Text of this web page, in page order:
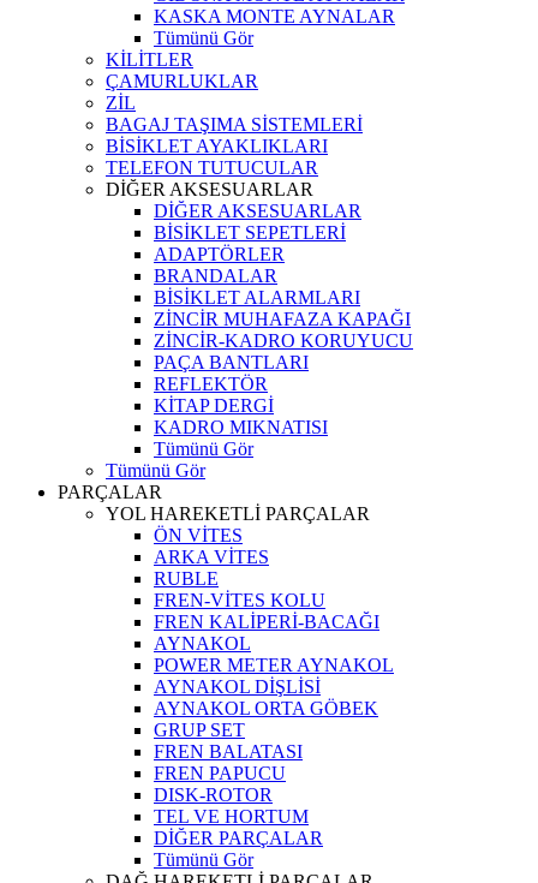
KASKA MONTE AYNALAR
Tümünü Gör
KİLİTLER
ÇAMURLUKLAR
ZİL
BAGAJ TAŞIMA SİSTEMLERİ
BİSİKLET AYAKLIKLARI
TELEFON TUTUCULAR
DİĞER AKSESUARLAR
DİĞER AKSESUARLAR
BİSİKLET SEPETLERİ
ADAPTÖRLER
BRANDALAR
BİSİKLET ALARMLARI
ZİNCİR MUHAFAZA KAPAĞI
ZİNCİR-KADRO KORUYUCU
PAÇA BANTLARI
REFLEKTÖR
KİTAP DERGİ
KADRO MIKNATISI
Tümünü Gör
Tümünü Gör
PARÇALAR
YOL HAREKETLİ PARÇALAR
ÖN VİTES
ARKA VİTES
RUBLE
FREN-VİTES KOLU
FREN KALİPERİ-BACAĞI
AYNAKOL
POWER METER AYNAKOL
AYNAKOL DİŞLİSİ
AYNAKOL ORTA GÖBEK
GRUP SET
FREN BALATASI
FREN PAPUCU
DISK-ROTOR
TEL VE HORTUM
DİĞER PARÇALAR
Tümünü Gör